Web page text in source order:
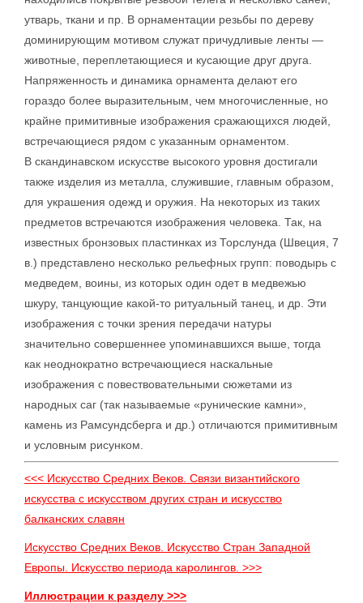
утварь, ткани и пр. В орнаментации резьбы по дереву
доминирующим мотивом служат причудливые ленты —
животные, переплетающиеся и кусающие друг друга.
Напряженность и динамика орнамента делают его
гораздо более выразительным, чем многочисленные, но
крайне примитивные изображения сражающихся людей,
встречающиеся рядом с указанным орнаментом.
В скандинавском искусстве высокого уровня достигали
также изделия из металла, служившие, главным образом,
для украшения одежд и оружия. На некоторых из таких
предметов встречаются изображения человека. Так, на
известных бронзовых пластинках из Торслунда (Швеция, 7
в.) представлено несколько рельефных групп: поводырь с
медведем, воины, из которых один одет в медвежью
шкуру, танцующие какой-то ритуальный танец, и др. Эти
изображения с точки зрения передачи натуры
значительно совершеннее упоминавшихся выше, тогда
как неоднократно встречающиеся наскальные
изображения с повествовательными сюжетами из
народных саг (так называемые «рунические камни»,
камень из Рамсундсберга и др.) отличаются примитивным
и условным рисунком.
<<< Искусство Средних Веков. Связи византийского
искусства с искусством других стран и искусство
балканских славян
Искусство Средних Веков. Искусство Стран Западной
Европы. Искусство периода каролингов. >>>
Иллюстрации к разделу >>>